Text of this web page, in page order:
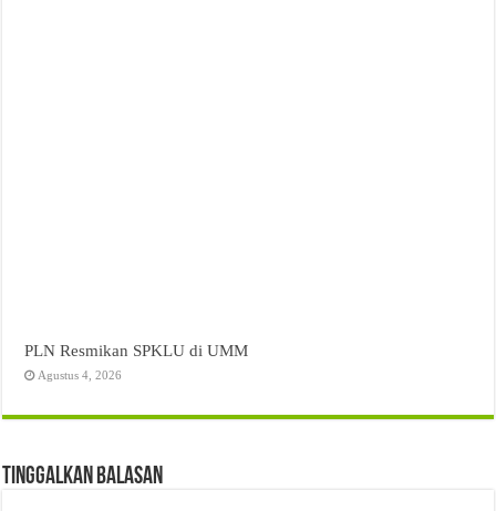
PLN Resmikan SPKLU di UMM
Agustus 4, 2026
Tinggalkan Balasan